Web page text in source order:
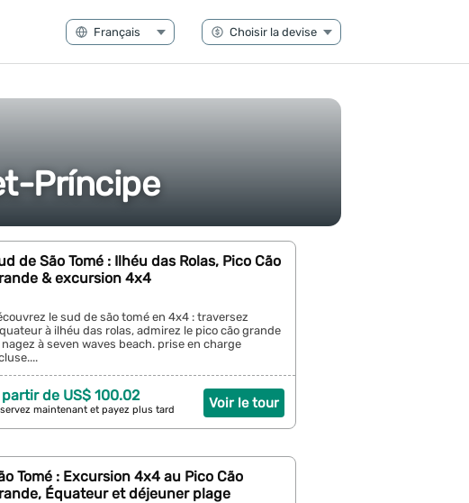
Príncipe
de São Tomé : Ilhéu das Rolas, Pico Cão
& excursion 4x4
le sud de são tomé en 4x4 : traversez
à ilhéu das rolas, admirez le pico cão grande
à seven waves beach. prise en charge
Voir le tour
de US$ 100.02
maintenant et payez plus tard
Tomé : Excursion 4x4 au Pico Cão
Équateur et déjeuner plage